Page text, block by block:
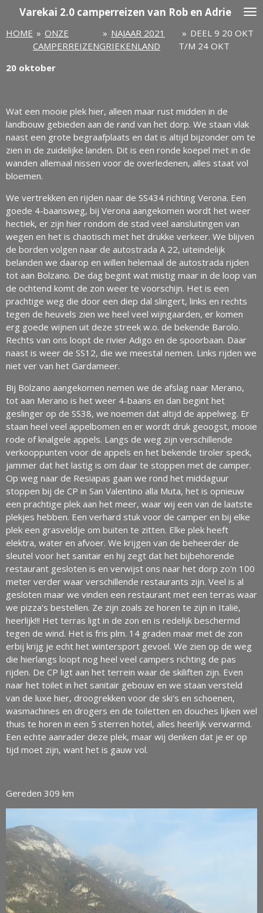
naar
hoofdinhoud
Varekai 2.0 camperreizen van Rob en Adrie
HOME » ONZE
CAMPERREIZEN
» NAJAAR 2021
GRIEKENLAND
» DEEL 9 20 OKT
T/M 24 OKT
20 oktober
Wat een mooie plek hier, alleen maar rust midden in de
landbouw gebieden aan de rand van het dorp. We staan vlak
naast een grote begraafplaats en dat is altijd bijzonder om te
zien in de zuidelijke landen. Dit is een ronde koepel met in de
wanden allemaal nissen voor de overledenen, alles staat vol
bloemen.
We vertrekken en rijden naar de SS434 richting Verona. Een
goede 4-baansweg, bij Verona aangekomen wordt het weer
hectiek, er zijn hier rondom de stad veel aansluitingen van
wegen en het is chaotisch met het drukke verkeer. We blijven
de borden volgen naar de autostrada A 22, uiteindelijk
belanden we daarop en willen helemaal de autostrada rijden
tot aan Bolzano. De dag begint wat mistig maar in de loop van
de ochtend komt de zon weer te voorschijn. Het is een
prachtige weg die door een diep dal slingert, links en rechts
tegen de heuvels zien we heel veel wijngaarden, er komen
erg goede wijnen uit deze streek w.o. de bekende Barolo.
Rechts van ons loopt de rivier Adigo en de spoorbaan. Daar
naast is weer de SS12, die we meestal nemen. Links rijden we
niet ver van het Gardameer.
Bij Bolzano aangekomen nemen we de afslag naar Merano,
tot aan Merano is het weer 4-baans en dan begint het
geslinger op de SS38, we noemen dat altijd de appelweg. Er
staan heel veel appelbomen en er wordt druk geoogst, mooie
rode of knalgele appels. Langs de weg zijn verschillende
verkooppunten voor de appels en het bekende tiroler speck,
jammer dat het lastig is om daar te stoppen met de camper.
Op weg naar de Resiapas gaan we rond het middaguur
stoppen bij de CP in San Valentino alla Muta, het is opnieuw
een prachtige plek aan het meer, waar wij een van de laatste
plekjes hebben. Een verhard stuk voor de camper en bij elke
plek een grasveldje om buiten te zitten. Elke plek heeft
elektra, water en afvoer. We krijgen van de beheerder de
sleutel voor het sanitair en hij zegt dat het bijbehorende
restaurant gesloten is en verwijst ons naar het dorp zo'n 100
meter verder waar verschillende restaurants zijn. Veel is al
gesloten maar we vinden een restaurant met een terras waar
we pizza's bestellen. Ze zijn zoals ze horen te zijn in Italië,
heerlijk!!! Het terras ligt in de zon en is redelijk beschermd
tegen de wind. Het is fris plm. 14 graden maar met de zon
erbij krijg je echt het wintersport gevoel. We zien op de weg
die hierlangs loopt nog heel veel campers richting de pas
rijden. De CP ligt aan het terrein waar de skiliften zijn. Even
naar het toilet in het sanitair gebouw en we staan versteld
van de luxe hier, droogrekken voor de ski's en schoenen,
wasmachines en drogers en de toiletten en douches lijken wel
thuis te horen in een 5 sterren hotel, alles heerlijk verwarmd.
Een echte aanrader deze plek, maar wij denken dat je er op
tijd moet zijn, want het is gauw vol.
Gereden 309 km